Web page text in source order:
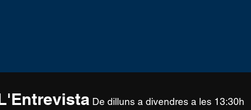
De dilluns a divendres a les 13:30h